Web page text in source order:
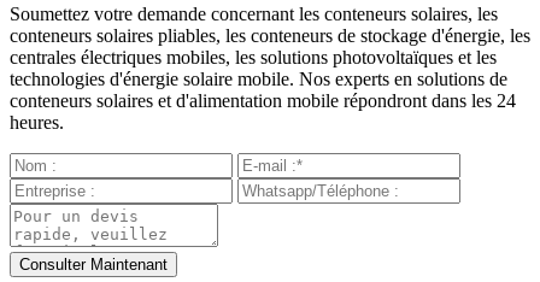
Soumettez votre demande concernant les conteneurs solaires, les
conteneurs solaires pliables, les conteneurs de stockage d'énergie, les
centrales électriques mobiles, les solutions photovoltaïques et les
technologies d'énergie solaire mobile. Nos experts en solutions de
conteneurs solaires et d'alimentation mobile répondront dans les 24
heures.